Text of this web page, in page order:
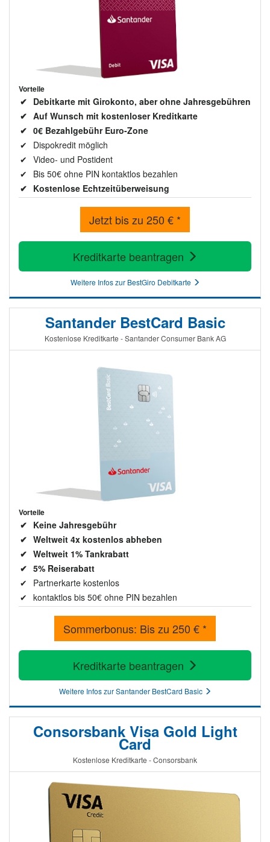
Vorteile
Debitkarte mit Girokonto, aber ohne Jahresgebühren
Auf Wunsch mit kostenloser Kreditkarte
0€ Bezahlgebühr Euro-Zone
Dispokredit möglich
Video- und Postident
Bis 50€ ohne PIN kontaktlos bezahlen
Kostenlose Echtzeitüberweisung
Jetzt bis zu 250 € *
Kreditkarte beantragen
Weitere Infos zur BestGiro Debitkarte
Santander BestCard Basic
Kostenlose Kreditkarte - Santander Consumer Bank AG
Vorteile
Keine Jahresgebühr
Weltweit 4x kostenlos abheben
Weltweit 1% Tankrabatt
5% Reiserabatt
Partnerkarte kostenlos
kontaktlos bis 50€ ohne PIN bezahlen
Sommerbonus: Bis zu 250 € *
Kreditkarte beantragen
Weitere Infos zur Santander BestCard Basic
Consorsbank Visa Gold Light
Card
Kostenlose Kreditkarte - Consorsbank